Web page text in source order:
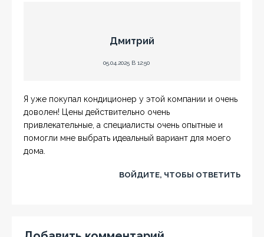
Дмитрий
05.04.2025 В 12:50
Я уже покупал кондиционер у этой компании и очень
доволен! Цены действительно очень
привлекательные, а специалисты очень опытные и
помогли мне выбрать идеальный вариант для моего
дома.
ВОЙДИТЕ, ЧТОБЫ ОТВЕТИТЬ